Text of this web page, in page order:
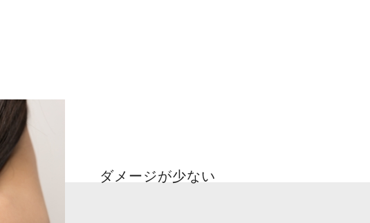
ダメージが少ない